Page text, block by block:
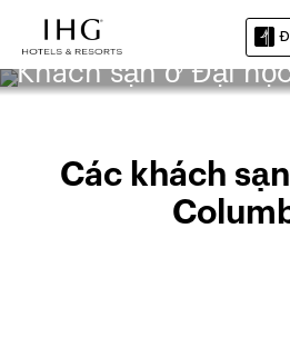
Khách sạn ở Đại
Các khách